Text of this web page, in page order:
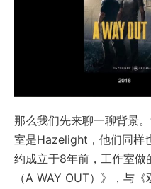
那么我们先来聊一聊背景
室是Hazelight，他们同样
约成立于8年前，工作室做
（A WAY OUT）》，与